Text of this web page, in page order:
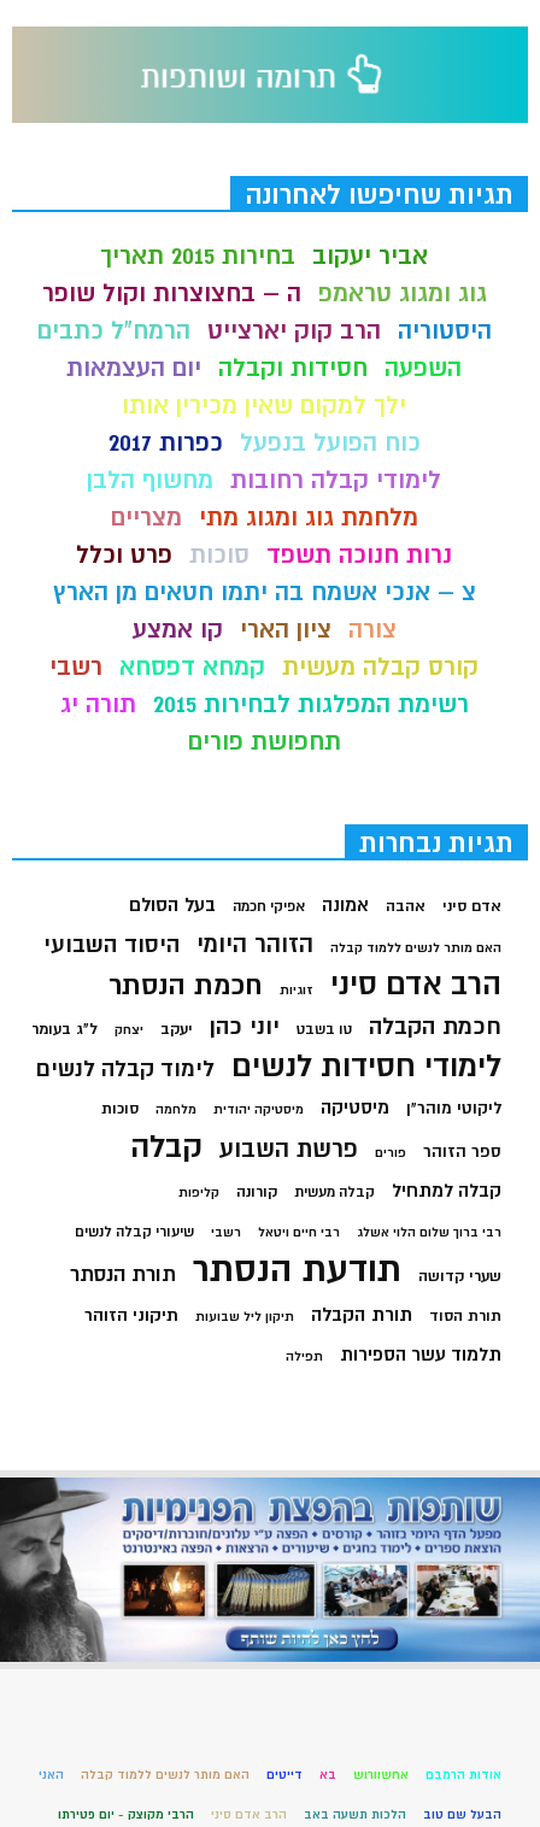
תגיות שחיפשו לאחרונה
אביר יעקוב
בחירות 2015 תאריך
גוג ומגוג טראמפ
ה – בחצוצרות וקול שופר
היסטוריה
הרב קוק יארצייט
הרמח"ל כתבים
השפעה
חסידות וקבלה
יום העצמאות
ילך למקום שאין מכירין אותו
כוח הפועל בנפעל
כפרות 2017
לימודי קבלה רחובות מחשוף הלבן
מלחמת גוג ומגוג מתי
מצריים
נרות חנוכה תשפד
סוכות פרט וכלל
צ – אנכי אשמח בה יתמו חטאים מן הארץ
צורה
ציון הארי
קו אמצע
קורס קבלה מעשית קמחא דפסחא
רשבי
רשימת המפלגות לבחירות 2015
תורה יג
תחפושת פורים
תגיות נבחרות
אדם סיני אהבה אמונה אפיקי חכמה בעל הסולם
האם מותר לנשים ללמוד קבלה הזוהר היומי היסוד השבועי
הרב אדם סיני זוגיות חכמת הנסתר
חכמת הקבלה טו בשבט יוני כהן יעקב יצחק ל"ג בעומר
לימודי חסידות לנשים לימוד קבלה לנשים
ליקוטי מוהר"ן מיסטיקה מיסטיקה יהודית מלחמה סוכות
ספר הזוהר פורים פרשת השבוע קבלה
קבלה למתחיל קבלה מעשית קורונה קליפות
רבי ברוך שלום הלוי אשלג רבי חיים ויטאל רשבי שיעורי קבלה לנשים
שערי קדושה תודעת הנסתר תורת הנסתר
תורת הסוד תורת הקבלה תיקון ליל שבועות תיקוני הזוהר
תלמוד עשר הספירות תפילה
אודות הרמבם אחשוורוש בא דייטים האם מותר לנשים ללמוד קבלה האני
הבעל שם טוב הלכות תשעה באב הרב אדם סיני הרבי מקוצק - יום פטירתו